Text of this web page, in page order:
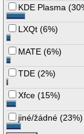
KDE Plasma (
LXQt (6%)
MATE (6%)
TDE (2%)
Xfce (15%)
jiné/žádné (23%)